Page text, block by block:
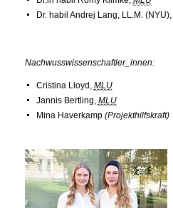
Dr. habil Andrej Lang, LL.M. (NYU),
Nachwusswissenschaftler_ innen:
Cristina Lloyd, MLU
Jannis Bertling, MLU
Mina Haverkamp(Projekthilfskraft)